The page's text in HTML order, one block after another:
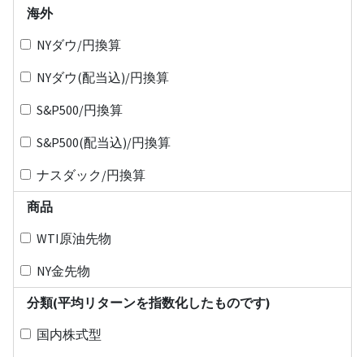
海外
NYダウ/円換算
NYダウ(配当込)/円換算
S&P500/円換算
S&P500(配当込)/円換算
ナスダック/円換算
商品
WTI原油先物
NY金先物
分類(平均リターンを指数化したものです)
国内株式型